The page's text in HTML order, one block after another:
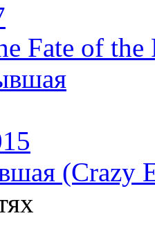
Fate of the
(Crazy